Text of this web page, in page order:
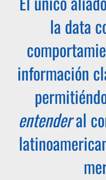
la data
información
entenderal